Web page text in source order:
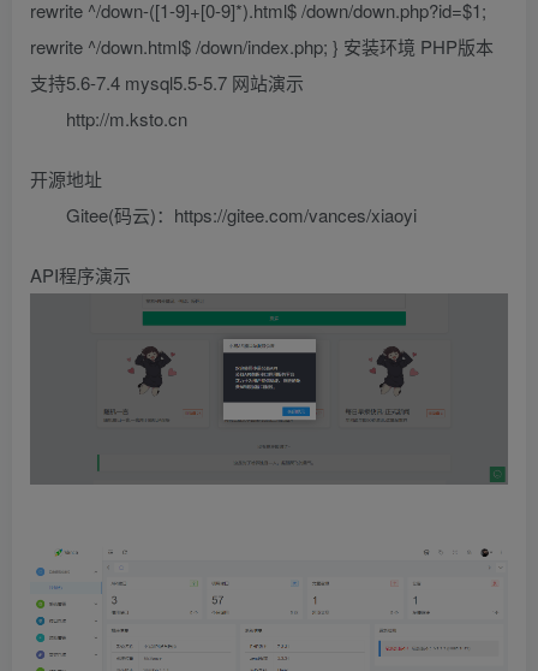
rewrite ^/down-([1-9]+[0-9]*).html$ /down/down.php?id=$1;
rewrite ^/down.html$ /down/index.php; } 安装环境 PHP版本
支持5.6-7.4 mysql5.5-5.7 网站演示
http://m.ksto.cn
开源地址
Gitee(码云)：https://gitee.com/vances/xiaoyi
API程序演示